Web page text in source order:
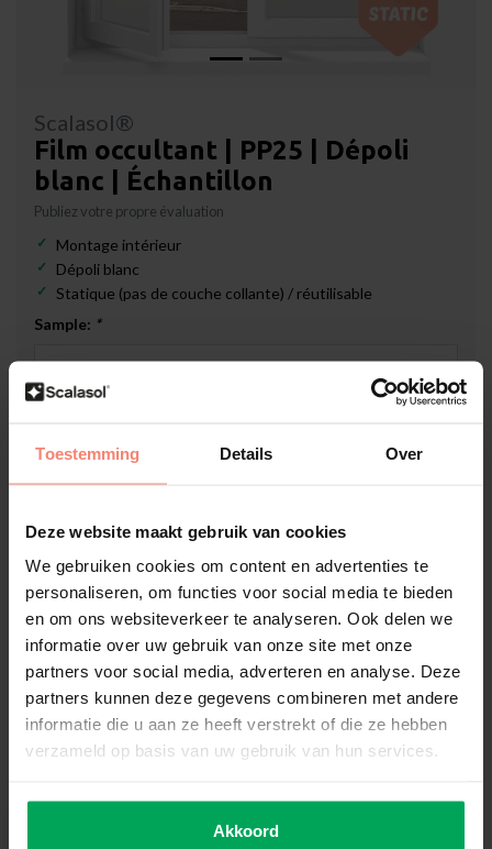
Toestemming Details Over
Deze website maakt gebruik van cookies
We gebruiken cookies om content en advertenties te
personaliseren, om functies voor social media te bieden
en om ons websiteverkeer te analyseren. Ook delen we
informatie over uw gebruik van onze site met onze
partners voor social media, adverteren en analyse. Deze
partners kunnen deze gegevens combineren met andere
informatie die u aan ze heeft verstrekt of die ze hebben
verzameld op basis van uw gebruik van hun services.
Akkoord
Scalasol®
Film occultant | PP25 | Dépoli
blanc | Échantillon
Publiez votre propre évaluation
Montage intérieur
Dépoli blanc
Statique (pas de couche collante) / réutilisable
Sample: *
Ajouter au panier
Film de vitrage de qualité professionnelle
Délai de rétractation de 14 jours
Délai de livraison de 3-5 jours ouvrables
Informations additionnelles? Neem contact met ons
op